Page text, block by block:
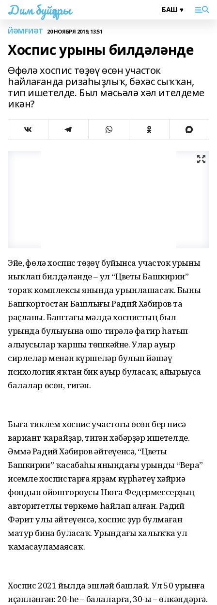
Дим буйҙары
ЙӘМҒИӘТ 20 НОЯБРЯ 2019, 13:51
Хоспис урыны билдәләнде
Өфөлә хоспис төҙөү өсөн участок
һайлағанда ризаһыҙлыҡ, бәхәс сыҡҡан,
тип ишетелде. Был мәсьәлә хәл ителдеме
икән?
Эйе, Өфөлә хоспис төҙөү буйынса участок урыны
ныҡлап билдәләнде – ул “Цветы Башкирии”
тораҡ комплексы янында урынлашасаҡ. Быны
Башҡортостан Башлығы Радий Хәбиров та
раҫланы. Баштағы мәлдә хоспистың был
урында булыуына ошо тирәлә фатир һатып
алыусылар ҡаршы төшкәйне. Улар ауыр
сирлеләр менән күршеләр булып йәшәү
психологик яҡтан бик ауыр буласаҡ, айырыуса
балалар өсөн, тигән.
Быға тиклем хоспис участогы өсөн бер нисә
вариант ҡарайҙар, тигән хәбәрҙәр ишетелде.
Әммә Радий Хәбиров әйтеүенсә, “Цветы
Башкирии” ҡасабаһы янындағы урынды “Вера”
исемле хоспистарға ярҙам күрһәтеү хәйриә
фондын ойоштороусы Нюта Федермессерҙың
авторитетлы төркөмө һайлап алған. Радий
Фәрит улы әйтеүенсә, хоспис ҙур булмаған
матур бина буласаҡ. Урындағы халыҡҡа ул
ҡамасауламаясаҡ.
Хоспис 2021 йылда эшләй башлай. Ул 50 урынға
иҫәпләнгән: 20-һе – балаларға, 30-ы – өлкәндәргә.